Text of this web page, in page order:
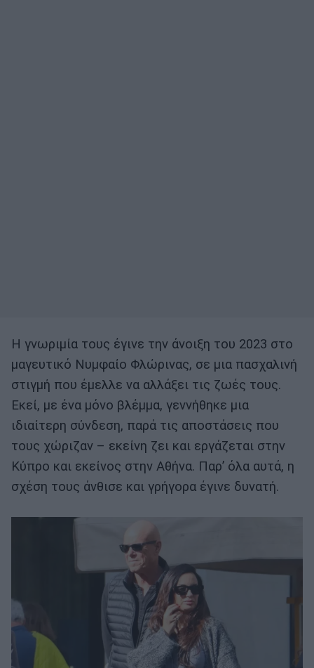
Η γνωριμία τους έγινε την άνοιξη του 2023 στο
μαγευτικό Νυμφαίο Φλώρινας, σε μια πασχαλινή
στιγμή που έμελλε να αλλάξει τις ζωές τους.
Εκεί, με ένα μόνο βλέμμα, γεννήθηκε μια
ιδιαίτερη σύνδεση, παρά τις αποστάσεις που
τους χώριζαν – εκείνη ζει και εργάζεται στην
Κύπρο και εκείνος στην Αθήνα. Παρ’ όλα αυτά, η
σχέση τους άνθισε και γρήγορα έγινε δυνατή.